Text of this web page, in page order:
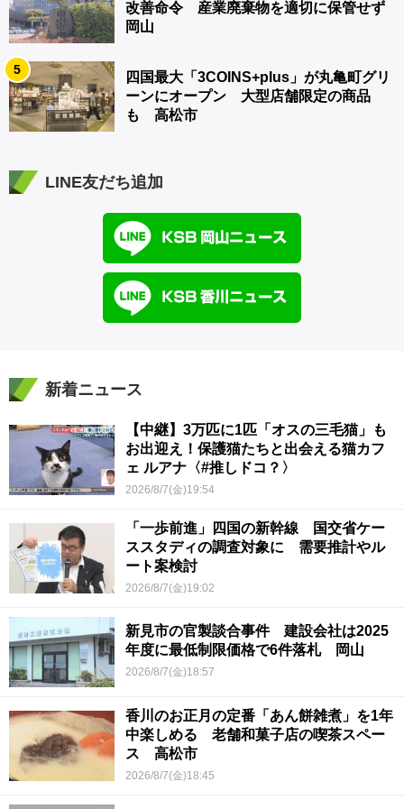
改善命令 産業廃棄物を適切に保管せず
岡山
5
四国最大「3COINS+plus」が丸亀町グリ
ーンにオープン 大型店舗限定の商品
も 高松市
LINE友だち追加
新着ニュース
【中継】3万匹に1匹「オスの三毛猫」も
お出迎え！保護猫たちと出会える猫カフ
ェ ルアナ〈#推しドコ？〉
2026/8/7(金)19:54
「一歩前進」四国の新幹線 国交省ケー
ススタディの調査対象に 需要推計やル
ート案検討
2026/8/7(金)19:02
新見市の官製談合事件 建設会社は2025
年度に最低制限価格で6件落札 岡山
2026/8/7(金)18:57
香川のお正月の定番「あん餅雑煮」を1年
中楽しめる 老舗和菓子店の喫茶スペー
ス 高松市
2026/8/7(金)18:45